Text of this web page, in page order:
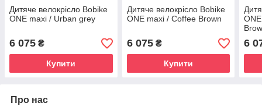
Дитяче велокрісло Bobike
ONE maxi / Urban grey
6 075 ₴
Купити
Дитяче велокрісло Bobike
ONE maxi / Coffee Brown
6 075₴
Купити
6
Про нас